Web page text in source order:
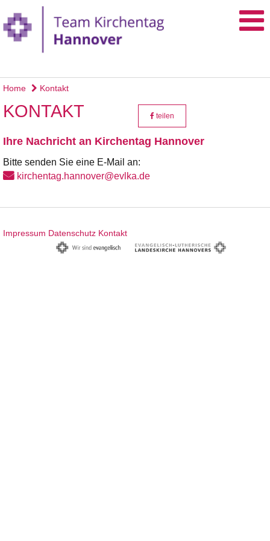
Home Kontakt
KONTAKT teilen
Ihre Nachricht an Kirchentag Hannover
Bitte senden Sie eine E-Mail an:
kirchentag.hannover@evlka.de
Impressum Datenschutz Kontakt